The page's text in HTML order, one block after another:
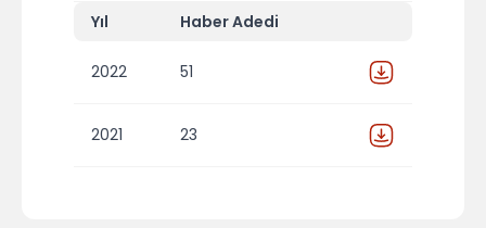
Yıl Haber Adedi
2022 51
2021 23